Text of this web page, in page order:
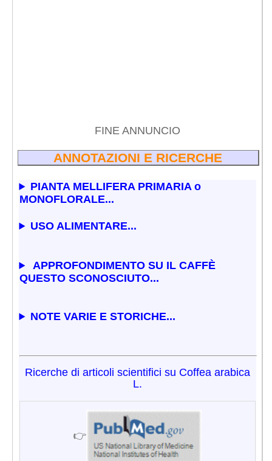
FINE ANNUNCIO
ANNOTAZIONI E RICERCHE
PIANTA MELLIFERA PRIMARIA o
MONOFLORALE...
USO ALIMENTARE...
APPROFONDIMENTO SU IL CAFFÈ
QUESTO SCONOSCIUTO...
NOTE VARIE E STORICHE...
Ricerche di articoli scientifici su Coffea arabica
L.
👉